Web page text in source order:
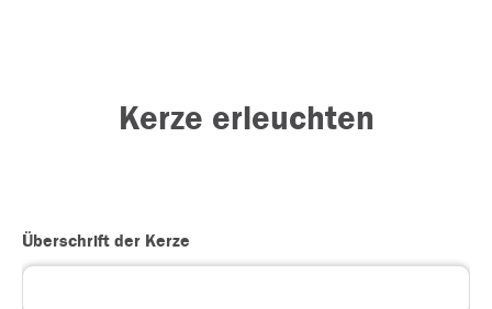
Kerze erleuchten
Überschrift der Kerze